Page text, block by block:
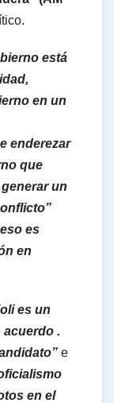
está
en un
enderezar
que
un
es
en
es un
.
e
en el